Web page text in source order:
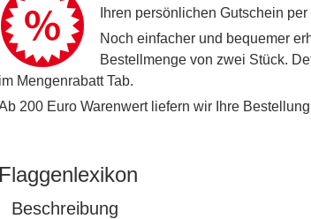
Ihren persönlichen Gutschein per
Noch einfacher und bequemer
Bestellmenge von zwei Stück.
im Mengenrabatt Tab.
200 Euro Warenwert liefern wir Ihre
Flaggenlexikon
Beschreibung